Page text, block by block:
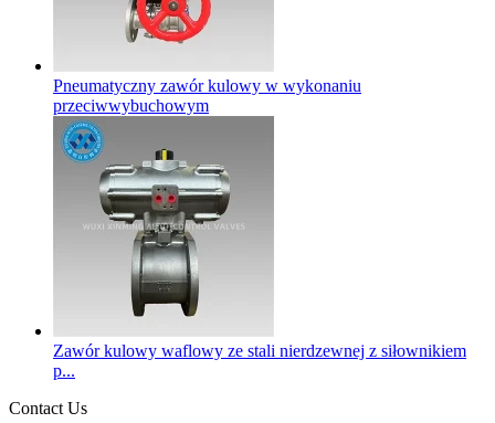
Pneumatyczny zawór kulowy w wykonaniu
przeciwwybuchowym
Zawór kulowy waflowy ze stali nierdzewnej z siłownikiem
p...
Contact Us